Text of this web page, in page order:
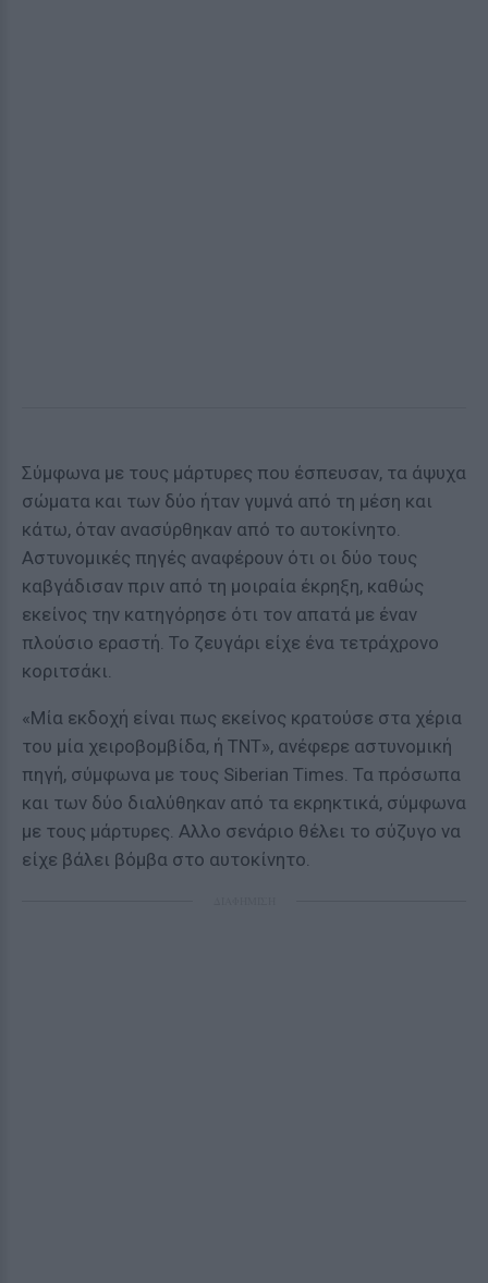
Σύμφωνα με τους μάρτυρες που έσπευσαν, τα άψυχα
σώματα και των δύο ήταν γυμνά από τη μέση και
κάτω, όταν ανασύρθηκαν από το αυτοκίνητο.
Αστυνομικές πηγές αναφέρουν ότι οι δύο τους
καβγάδισαν πριν από τη μοιραία έκρηξη, καθώς
εκείνος την κατηγόρησε ότι τον απατά με έναν
πλούσιο εραστή. Το ζευγάρι είχε ένα τετράχρονο
κοριτσάκι.
«Μία εκδοχή είναι πως εκείνος κρατούσε στα χέρια
του μία χειροβομβίδα, ή ΤΝΤ», ανέφερε αστυνομική
πηγή, σύμφωνα με τους Siberian Times. Τα πρόσωπα
και των δύο διαλύθηκαν από τα εκρηκτικά, σύμφωνα
με τους μάρτυρες. Αλλο σενάριο θέλει το σύζυγο να
είχε βάλει βόμβα στο αυτοκίνητο.